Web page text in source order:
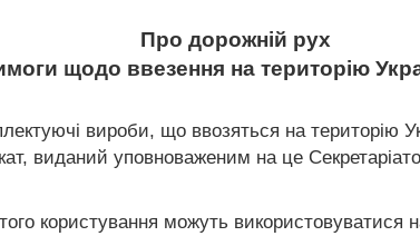
Про дорожній рух
щодо ввезення на територію
вироби, що ввозяться на територію
виданий уповноваженим на це
користування можуть використовуватися